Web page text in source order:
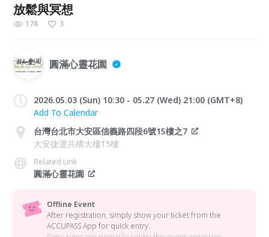
放鬆與冥想
178 3
圓滿心靈花園
2026.05.03 (Sun) 10:30 - 05.27 (Wed) 21:00 (GMT+8)
Add To Calendar
台灣台北市大安區信義路四段6號15樓之7
大安捷運共構大樓15樓
Related Link
圓滿心靈花園
Offline Event
After registration, simply show your ticket from the
ACCUPASS App for quick entry.